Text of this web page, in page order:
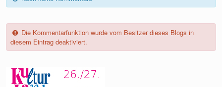
Die Kommentarfunktion wurde vom Besitzer dieses Blogs in
diesem Eintrag deaktiviert.